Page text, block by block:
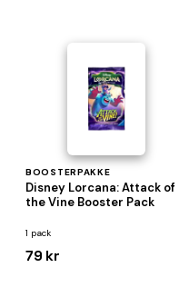
BOOSTERPAKKE
Disney Lorcana: Attack of
the Vine Booster Pack
1 pack
79 kr